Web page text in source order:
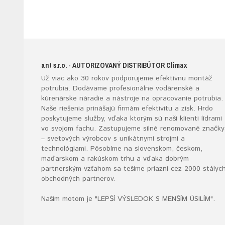
ant s.r.o. - AUTORIZOVANÝ DISTRIBÚTOR Climax
Už viac ako 30 rokov podporujeme efektívnu montáž
potrubia. Dodávame profesionálne vodárenské a
kúrenárske náradie a nástroje na opracovanie potrubia.
Naše riešenia prinášajú firmám efektivitu a zisk. Hrdo
poskytujeme služby, vďaka ktorým sú naši klienti lídrami
vo svojom fachu. Zastupujeme silné renomované značky
– svetových výrobcov s unikátnymi strojmi a
technológiami. Pôsobíme na slovenskom, českom,
maďarskom a rakúskom trhu a vďaka dobrým
partnerským vzťahom sa tešíme priazni cez 2000
obchodných partnerov.
Naším motom je "LEPŠÍ VÝSLEDOK S MENŠÍM ÚSILÍM".